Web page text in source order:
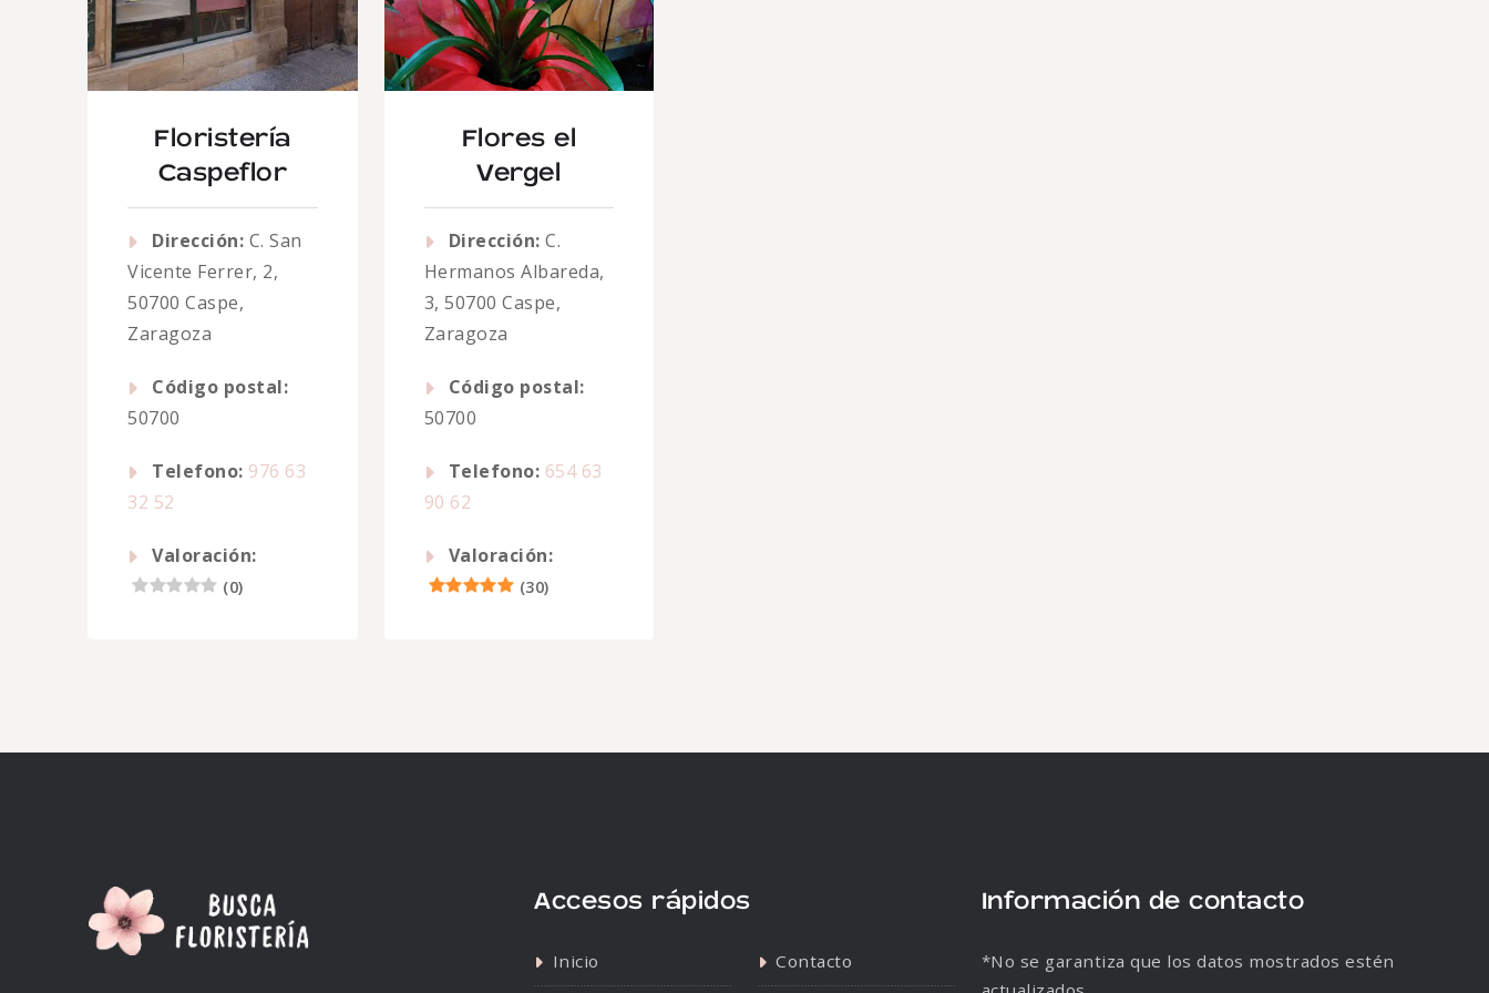
Floristería
Caspeflor
Dirección: C. San
Vicente Ferrer, 2,
50700 Caspe,
Zaragoza
Código postal:
50700
Telefono: 976 63
32 52
Valoración:
(0)
Flores el
Vergel
Dirección: C.
Hermanos Albareda,
3, 50700 Caspe,
Zaragoza
Código postal:
50700
Telefono: 654 63
90 62
Valoración:
(30)
Accesos rápidos
Inicio Contacto
Información de contacto
*No se garantiza que los datos mostrados estén